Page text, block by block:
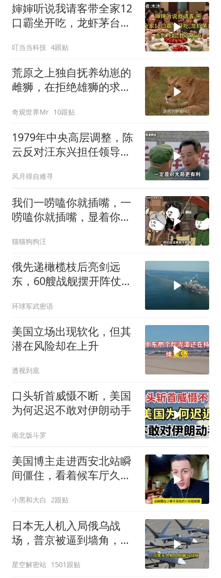
婶婶听说我请客带全家12
口霸坐开吃，龙虾茅台点
叮当当科技 4跟贴
荒原之上独自抚养幼崽的
雌狮，在拒绝雄狮的求偶
奇观世界Mr 10跟贴
1979年中央高层调整，陈
云反对汪东兴担任领导职
风月得自难寻
我们一唠嗑你就插嘴，一
唠嗑你就插嘴，显着你
猫猫狗狗汪
俄先递橄榄枝后亮剑远
东，60艘战舰摆开阵仗，
环球军武密语
美国立场出现软化，但其
潜在风险却在上升
透视到底
口头斩首威慑不断，美国
为何迟迟不敢对伊朗动手
南北饭斗罗
美国博主走进西安北站瞬
间僵住，看着候车厅久久
小黑和大白 2跟贴
日本无人机入局俄乌战
场，普京被逼到墙角，这
星空解密站 1501跟贴